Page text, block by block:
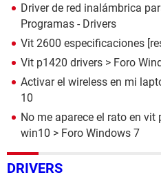
Driver de red inalámbrica
Programas - Drivers
Vit 2600 especificaciones
Vit p1420 drivers > Foro
Activar el wireless en mi
10
No me aparece el rato en
win10 > Foro Windows 7
DRIVERS